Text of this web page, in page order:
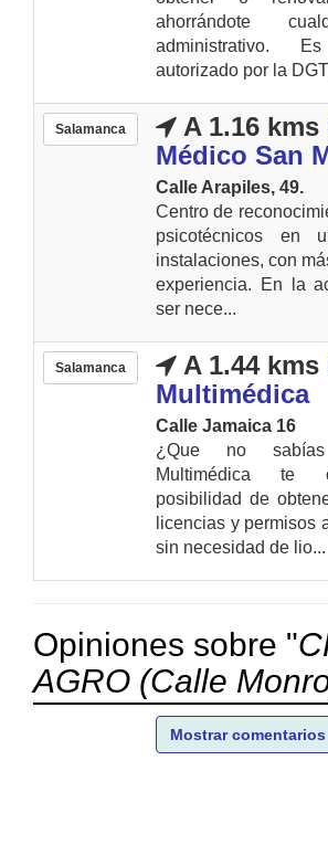
ahorrándote
administrativo.
autorizado por la
Salamanca A 1.16 kms
Médico San
Calle Arapiles, 49.
Centro de
psicotécnicos en
instalaciones, con
experiencia. En la
ser nece...
Salamanca A 1.44 kms
Multimédica
Calle Jamaica 16
¿Que no
Multimédica te
posibilidad de
licencias y permisos
sin necesidad de lio...
Opiniones sobre "
AGRO (Calle
Mostrar comentarios